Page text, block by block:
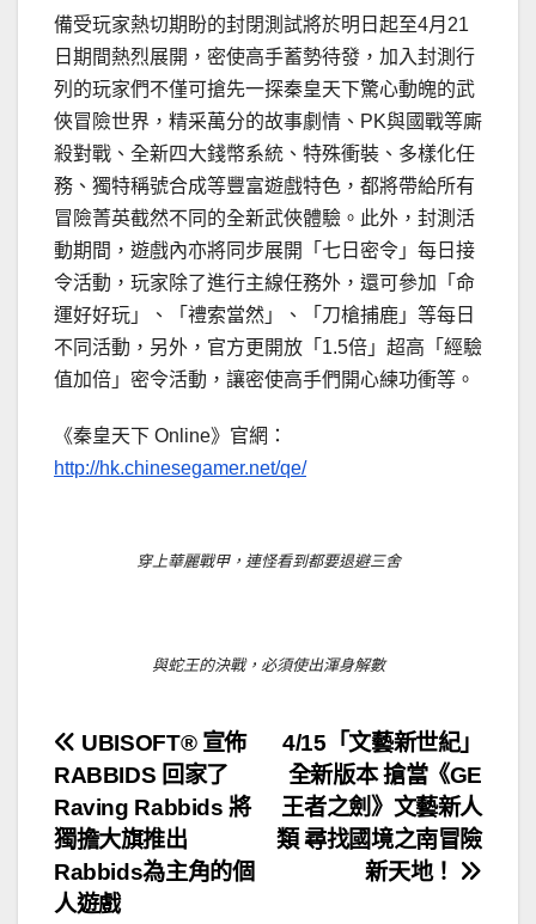
備受玩家熱切期盼的封閉測試將於明日起至4月21
日期間熱烈展開，密使高手蓄勢待發，加入封測行
列的玩家們不僅可搶先一探秦皇天下驚心動魄的武
俠冒險世界，精采萬分的故事劇情、PK與國戰等廝
殺對戰、全新四大錢幣系統、特殊衝裝、多樣化任
務、獨特稱號合成等豐富遊戲特色，都將帶給所有
冒險菁英截然不同的全新武俠體驗。此外，封測活
動期間，遊戲內亦將同步展開「七日密令」每日接
令活動，玩家除了進行主線任務外，還可參加「命
運好好玩」、「禮索當然」、「刀槍捕鹿」等每日
不同活動，另外，官方更開放「1.5倍」超高「經驗
值加倍」密令活動，讓密使高手們開心練功衝等。
《秦皇天下 Online》官網：
http://hk.chinesegamer.net/qe/
穿上華麗戰甲，連怪看到都要退避三舍
與蛇王的決戰，必須使出渾身解數
文
章
導
覽
4/15「文藝新世紀」
全新版本 搶當《GE
王者之劍》文藝新人
類 尋找國境之南冒險
新天地！
UBISOFT® 宣佈
RABBIDS 回家了
Raving Rabbids 將
獨擔大旗推出
Rabbids為主角的個
人遊戲